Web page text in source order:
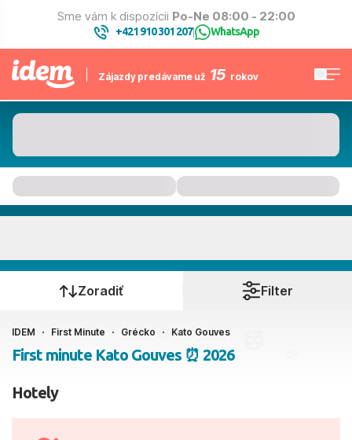
Sme vám k dispozícii Po-Ne 08:00 - 22:00
+421 910 301 207| WhatsApp
Zájazdy predávame už 15 rokov
Kedy cestujete?
Ako cestujete?
2 dospelí, 0 deti
Zoradiť Filter
IDEM First Minute Grécko Kato Gouves
First minute Kato Gouves ⏰ 2026
Hotely